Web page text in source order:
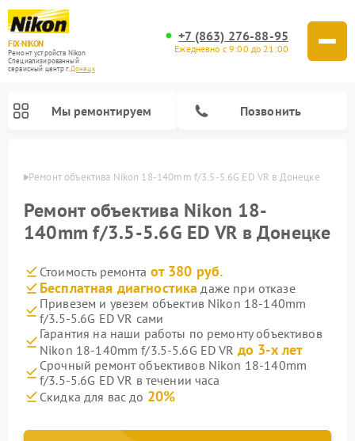
FIX-NIKON
Ремонт устройств Nikon
Специализированный
cервисный центр г.Донецк
+7 (863) 276-88-95
Ежедневно с 9:00 до 21:00
Мы ремонтируем Позвонить
Ремонт объектива Nikon 18-140mm f/3.5-5.6G ED VR в Донецке
Ремонт объектива Nikon 18-
140mm f/3.5-5.6G ED VR в Донецке
Стоимость ремонта от 380 руб.
Бесплатная диагностика даже при отказе
Привезем и увезем объектив Nikon 18-140mm
f/3.5-5.6G ED VR сами
Гарантия на наши работы по ремонту объективов
Nikon 18-140mm f/3.5-5.6G ED VR до 3-х лет
Срочный ремонт объективов Nikon 18-140mm
f/3.5-5.6G ED VR в течении часа
Скидка для вас до 20%